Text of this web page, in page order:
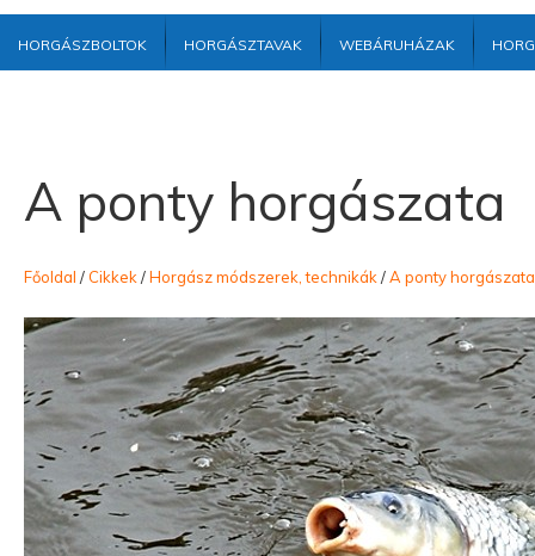
Horgászboltok Horgásztavak Webáruházak
A ponty horgászata
Főoldal / Cikkek /Horgász módszerek, technikák /A ponty horgászata